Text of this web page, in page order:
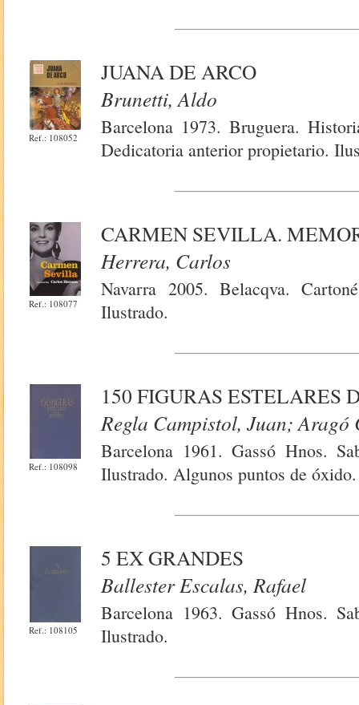
Ref.: 108052
JUANA DE ARCO
Brunetti, Aldo
Barcelona 1973. Bruguera.
Dedicatoria anterior propietario.
Ref.: 108077
CARMEN SEVILLA.
Herrera, Carlos
Navarra 2005. Belacqva.
Ilustrado.
Ref.: 108098
150 FIGURAS ESTELARES
Regla Campistol, Juan;
Barcelona 1961. Gassó Hnos.
Ilustrado. Algunos puntos de óxido.
Ref.: 108105
5 EX GRANDES
Ballester Escalas, Rafael
Barcelona 1963. Gassó Hnos.
Ilustrado.